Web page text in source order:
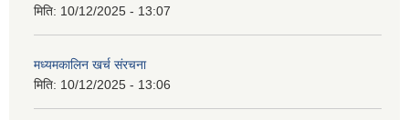
मिति: 10/12/2025 - 13:07
मध्यमकालिन खर्च संरचना
मिति: 10/12/2025 - 13:06